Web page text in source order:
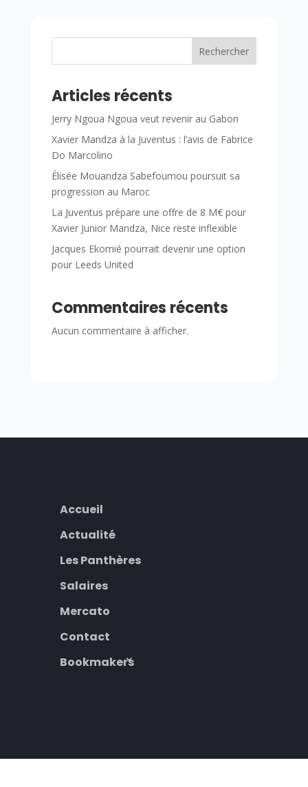
Rechercher
Articles récents
Jerry Ngoua Ngoua veut revenir au Gabon
Xavier Mandza à la Juventus : l’avis de Fabrice
Do Marcolino
Élisée Mouandza Sabefoumou poursuit sa
progression au Maroc
La Juventus prépare une offre de 8 M€ pour
Xavier Junior Mandza, Nice reste inflexible
Jacques Ekomié pourrait devenir une option
pour Leeds United
Commentaires récents
Aucun commentaire à afficher.
Accueil
Actualité
Les Panthères
Salaires
Mercato
Contact
Bookmakers